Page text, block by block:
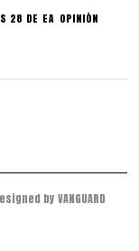
28 DE EA OPINIÓN
by VANGUARD